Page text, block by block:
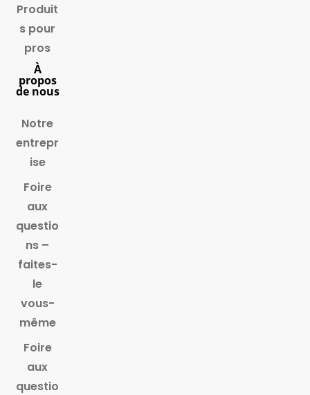
Produit
s pour
pros
À
propos
de nous
Notre
entrepr
ise
Foire
aux
questio
ns –
faites-
le
vous-
même
Foire
aux
questio